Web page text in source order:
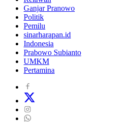
Ganjar Pranowo
Politik
Pemilu
sinarharapan.id
Indonesia
Prabowo Subianto
UMKM
Pertamina